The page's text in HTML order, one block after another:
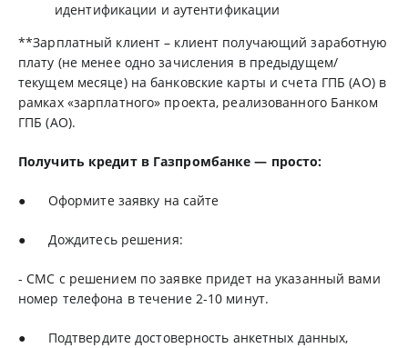
идентификации и аутентификации
**Зарплатный клиент – клиент получающий заработную
плату (не менее одно зачисления в предыдущем/
текущем месяце) на банковские карты и счета ГПБ (АО) в
рамках «зарплатного» проекта, реализованного Банком
ГПБ (АО).
Получить кредит в Газпромбанке — просто:
● Оформите заявку на сайте
● Дождитесь решения:
- СМС с решением по заявке придет на указанный вами
номер телефона в течение 2-10 минут.
● Подтвердите достоверность анкетных данных,